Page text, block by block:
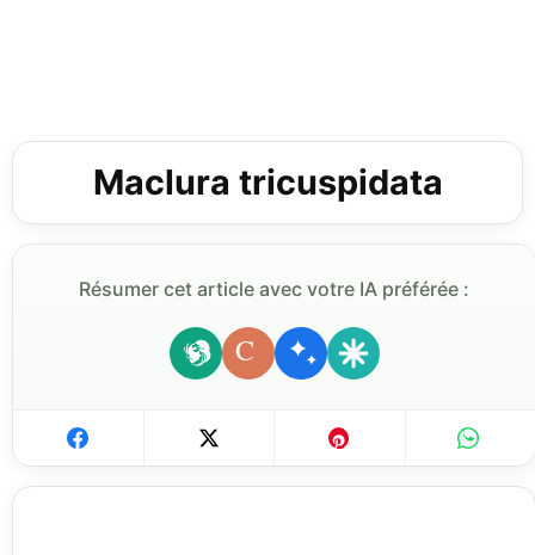
Maclura tricuspidata
Résumer cet article avec votre IA préférée :
C